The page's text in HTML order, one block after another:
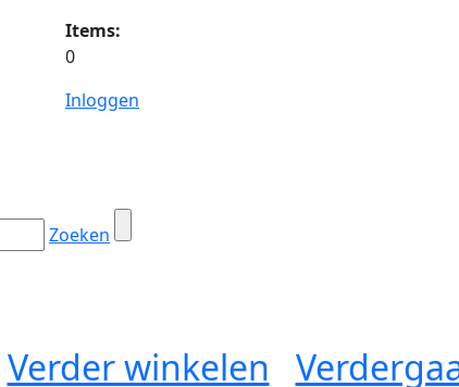
Items:
0
Inloggen
Zoeken
Verder winkelen